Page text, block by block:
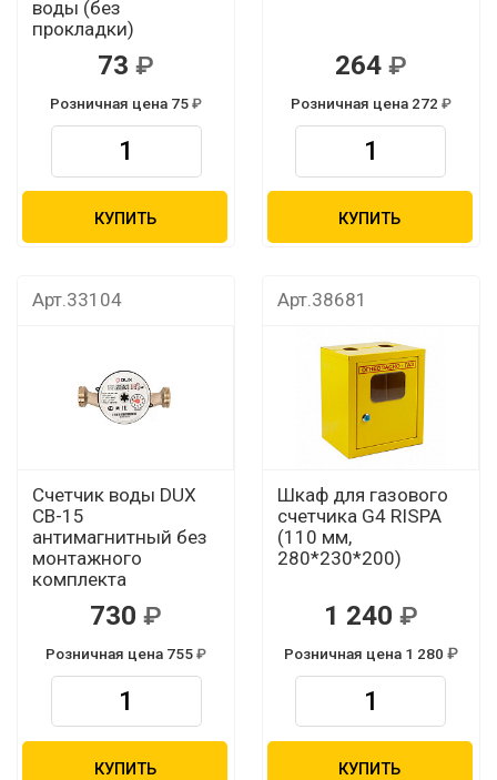
воды (без
прокладки)
73
Розничная цена 75
КУПИТЬ
264
Розничная цена 272
КУПИТЬ
Арт.33104
Счетчик воды DUX
СВ-15
антимагнитный без
монтажного
комплекта
730
Розничная цена 755
КУПИТЬ
Арт.38681
Шкаф для газового
счетчика G4 RISPA
(110 мм,
280*230*200)
1 240
Розничная цена 1 280
КУПИТЬ